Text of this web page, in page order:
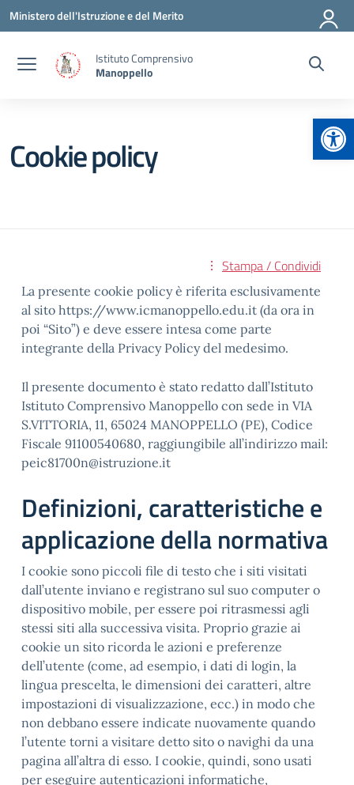
Vai ai contenuti
Vai al menu di navigazione
Vai al footer
Ministero dell'Istruzione e del Merito
Istituto Comprensivo
Manoppello
Cookie policy
Stampa / Condividi
La presente cookie policy è riferita esclusivamente
al sito https://www.icmanoppello.edu.it (da ora in
poi “Sito”) e deve essere intesa come parte
integrante della Privacy Policy del medesimo.
Il presente documento è stato redatto dall’Istituto
Istituto Comprensivo Manoppello con sede in VIA
S.VITTORIA, 11, 65024 MANOPPELLO (PE), Codice
Fiscale 91100540680, raggiungibile all’indirizzo mail:
peic81700n@istruzione.it
Definizioni, caratteristiche e
applicazione della normativa
I cookie sono piccoli file di testo che i siti visitati
dall’utente inviano e registrano sul suo computer o
dispositivo mobile, per essere poi ritrasmessi agli
stessi siti alla successiva visita. Proprio grazie ai
cookie un sito ricorda le azioni e preferenze
dell’utente (come, ad esempio, i dati di login, la
lingua prescelta, le dimensioni dei caratteri, altre
impostazioni di visualizzazione, ecc.) in modo che
non debbano essere indicate nuovamente quando
l’utente torni a visitare detto sito o navighi da una
pagina all’altra di esso. I cookie, quindi, sono usati
per eseguire autenticazioni informatiche,